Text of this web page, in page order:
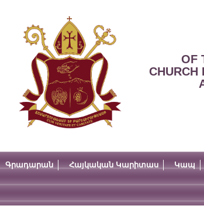
OF
CHURCH
Գրադարան Հայկական Կարիտաս Կապ